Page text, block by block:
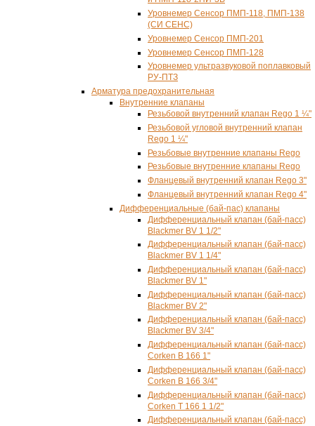
Уровнемер Сенсор ПМП-118, ПМП-138
(СИ СЕНС)
Уровнемер Сенсор ПМП-201
Уровнемер Сенсор ПМП-128
Уровнемер ультразвуковой поплавковый
РУ-ПТЗ
Арматура предохранительная
Внутренние клапаны
Резьбовой внутренний клапан Rego 1 ¼"
Резьбовой угловой внутренний клапан
Rego 1 ¼"
Резьбовые внутренние клапаны Rego
Резьбовые внутренние клапаны Rego
Фланцевый внутренний клапан Rego 3"
Фланцевый внутренний клапан Rego 4"
Дифференциальные (бай-пас) клапаны
Дифференциальный клапан (бай-пасс)
Blackmer BV 1 1/2"
Дифференциальный клапан (бай-пасс)
Blackmer BV 1 1/4"
Дифференциальный клапан (бай-пасс)
Blackmer BV 1"
Дифференциальный клапан (бай-пасс)
Blackmer BV 2"
Дифференциальный клапан (бай-пасс)
Blackmer BV 3/4"
Дифференциальный клапан (бай-пасс)
Corken B 166 1"
Дифференциальный клапан (бай-пасс)
Corken B 166 3/4"
Дифференциальный клапан (бай-пасс)
Corken T 166 1 1/2"
Дифференциальный клапан (бай-пасс)